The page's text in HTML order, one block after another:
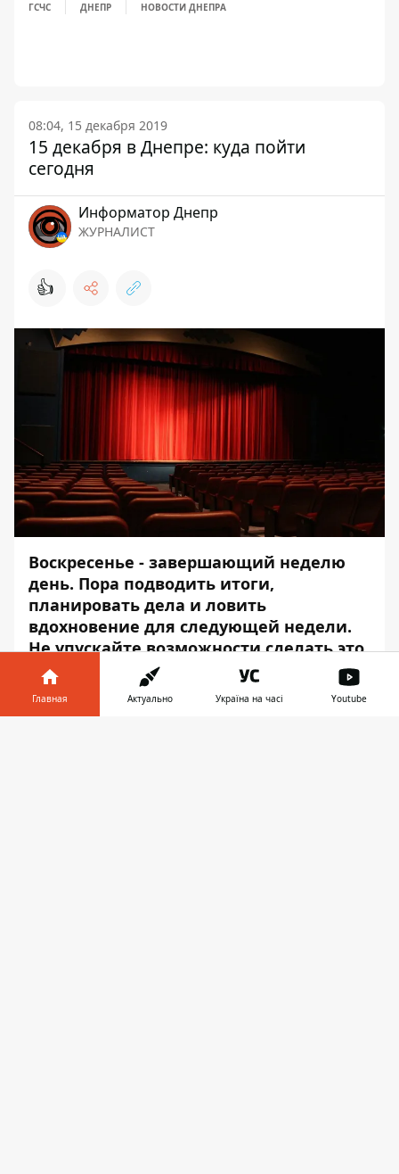
ГСЧС ДНЕПР НОВОСТИ ДНЕПРА
08:04, 15 декабря 2019
15 декабря в Днепре: куда пойти
сегодня
Информатор Днепр
ЖУРНАЛИСТ
👍
Воскресенье - завершающий неделю
день. Пора подводить итоги,
планировать дела и ловить
вдохновение для следующей недели.
Не упускайте возможности сделать это
с пользой и удовольствием.
В Днепре 15 декабря состоится несколько
Главная Актуально Україна на часі Youtube